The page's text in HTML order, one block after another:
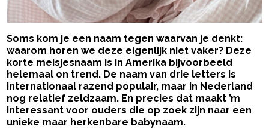
Soms kom je een naam tegen waarvan je denkt:
waarom horen we deze eigenlijk niet vaker? Deze
korte meisjesnaam is in Amerika bijvoorbeeld
helemaal on trend. De naam van drie letters is
internationaal razend populair, maar in Nederland
nog relatief zeldzaam. En precies dat maakt ’m
interessant voor ouders die op zoek zijn naar een
unieke maar herkenbare babynaam.